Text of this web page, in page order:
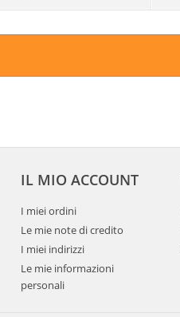
IL MIO ACCOUNT
I miei ordini
Le mie note di credito
I miei indirizzi
Le mie informazioni
personali